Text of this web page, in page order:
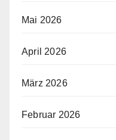
Mai 2026
April 2026
März 2026
Februar 2026